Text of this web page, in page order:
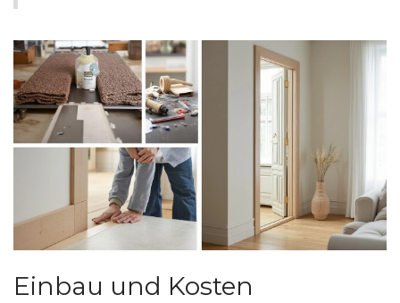
Einbau und Kosten